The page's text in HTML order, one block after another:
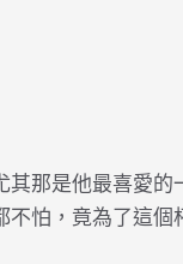
其那是他最喜愛
不怕，竟為了這